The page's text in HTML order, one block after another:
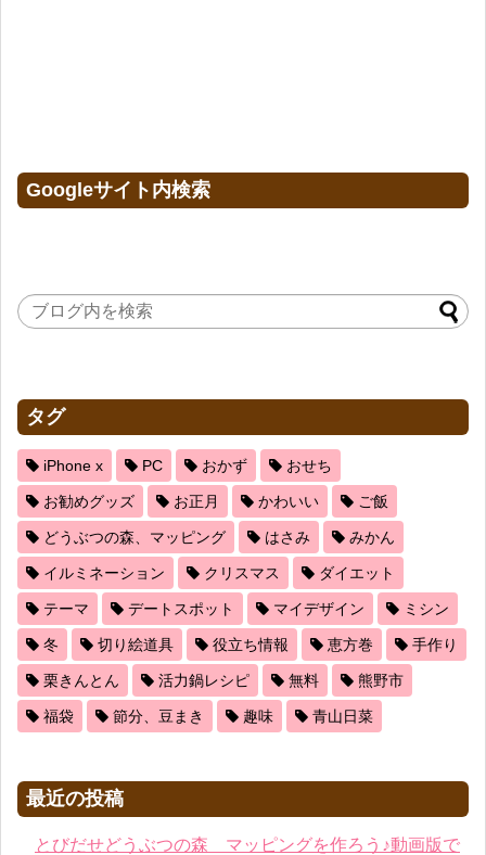
Googleサイト内検索
タグ
iPhone x PC おかず おせち
お勧めグッズ お正月 かわいい ご飯
どうぶつの森、マッピング はさみ みかん
イルミネーション クリスマス ダイエット
テーマ デートスポット マイデザイン ミシン
冬 切り絵道具 役立ち情報 恵方巻 手作り
栗きんとん 活力鍋レシピ 無料 熊野市
福袋 節分、豆まき 趣味 青山日菜
最近の投稿
とびだせどうぶつの森 マッピングを作ろう♪動画版で